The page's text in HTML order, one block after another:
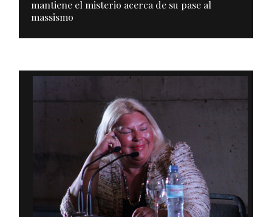
mantiene el misterio acerca de su pase al
massismo